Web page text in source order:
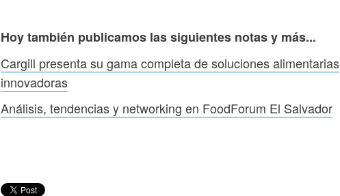
Hoy también publicamos las siguientes notas y más...
Cargill presenta su gama completa de soluciones alimentarias
innovadoras
Análisis, tendencias y networking en FoodForum El Salvador